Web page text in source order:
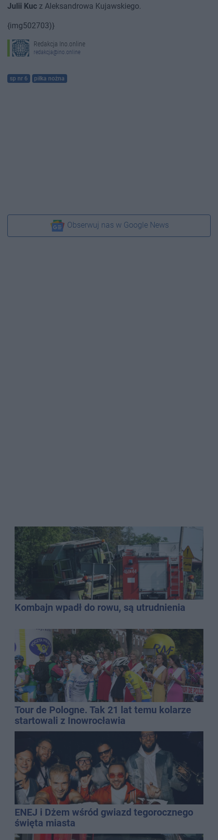
Julii Kuc z Aleksandrowa Kujawskiego.
{img502703)}
Redakcja Ino.online
redakcja@ino.online
sp nr 6 piłka nożna
Obserwuj nas w Google News
Kombajn wpadł do rowu, są utrudnienia
Tour de Pologne. Tak 21 lat temu kolarze
startowali z Inowrocławia
ENEJ i Dżem wśród gwiazd tegorocznego
święta miasta